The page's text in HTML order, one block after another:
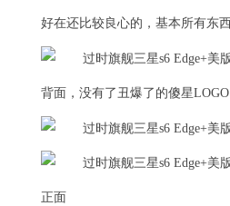
好在还比较良心的，基本所有东
背面，没有了丑爆了的傻星
正面